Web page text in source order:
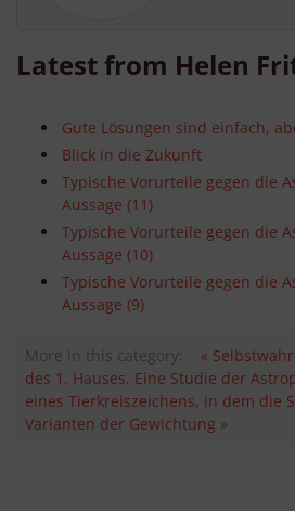
Latest from Helen
Gute Lösungen sind einfach,
Blick in die Zukunft
Typische Vorurteile gegen die
Aussage (11)
Typische Vorurteile gegen die
Aussage (10)
Typische Vorurteile gegen die
Aussage (9)
More in this category:
«
des 1. Hauses. Eine Studie der
eines Tierkreiszeichens, in dem die
Varianten der Gewichtung »